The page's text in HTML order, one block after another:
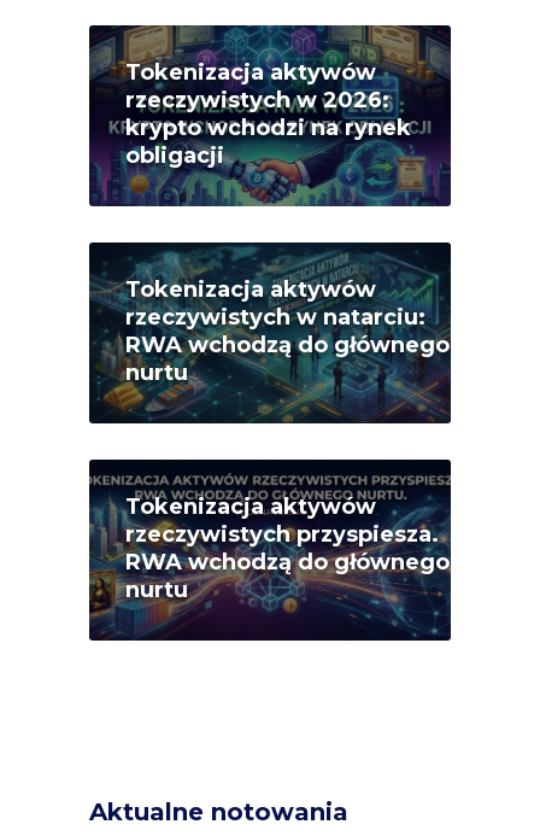
Tokenizacja aktywów
rzeczywistych w 2026:
krypto wchodzi na rynek
obligacji
Tokenizacja aktywów
rzeczywistych w natarciu:
RWA wchodzą do głównego
nurtu
Tokenizacja aktywów
rzeczywistych przyspiesza.
RWA wchodzą do głównego
nurtu
Aktualne notowania